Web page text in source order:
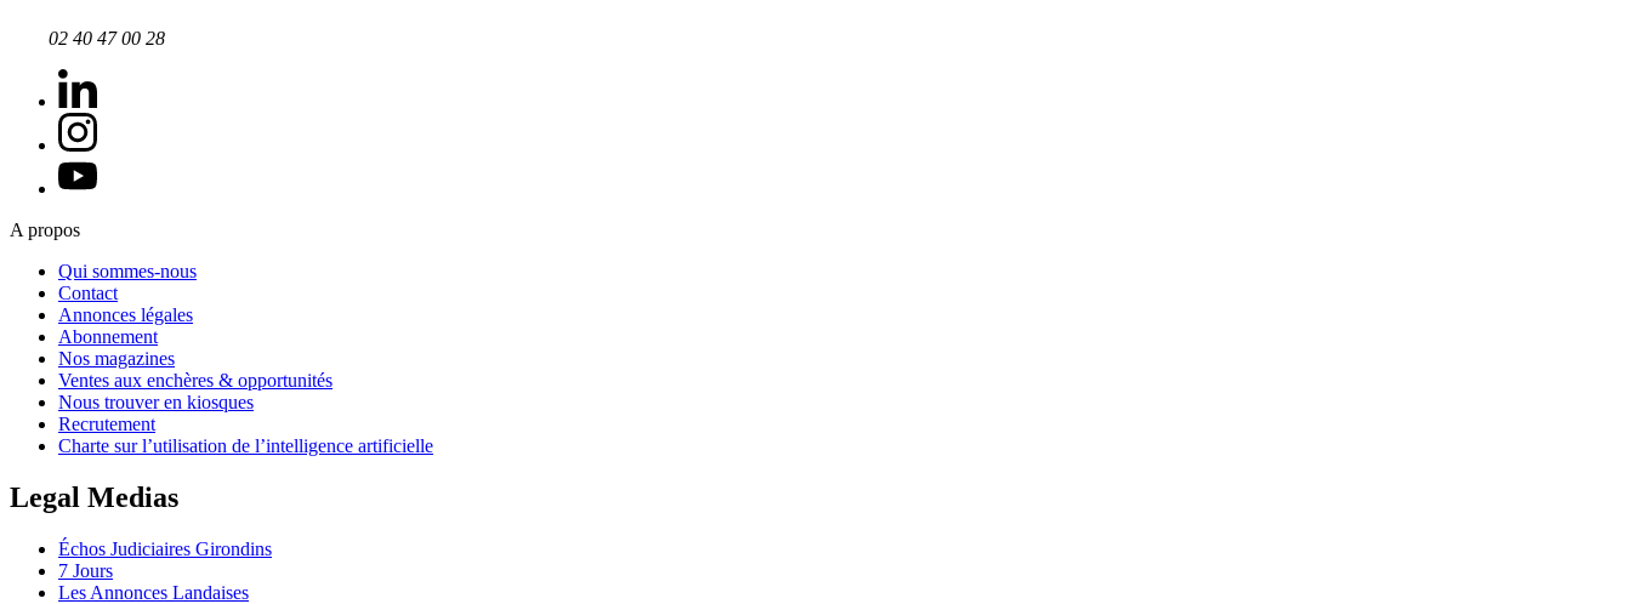
02 40 47 00 28
A propos
Qui sommes-nous
Contact
Annonces légales
Abonnement
Nos magazines
Ventes aux enchères & opportunités
Nous trouver en kiosques
Recrutement
Charte sur l’utilisation de l’intelligence artificielle
Legal Medias
Échos Judiciaires Girondins
7 Jours
Les Annonces Landaises